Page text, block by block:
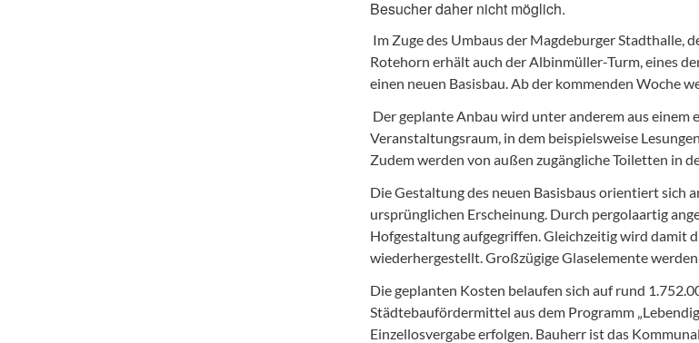
Besucher daher nicht möglich.
Im Zuge des Umbaus der Magdeburger Stadthalle,
Rotehorn erhält auch der Albinmüller-Turm, eines
einen neuen Basisbau. Ab der kommenden Woche
Der geplante Anbau wird unter anderem aus einem
Veranstaltungsraum, in dem beispielsweise
Zudem werden von außen zugängliche Toiletten in
Die Gestaltung des neuen Basisbaus orientiert
ursprünglichen Erscheinung. Durch pergolaartig
Hofgestaltung aufgegriffen. Gleichzeitig wird damit
wiederhergestellt. Großzügige Glaselemente
Die geplanten Kosten belaufen sich auf rund
Städtebaufördermittel aus dem Programm
Einzellosvergabe erfolgen. Bauherr ist das